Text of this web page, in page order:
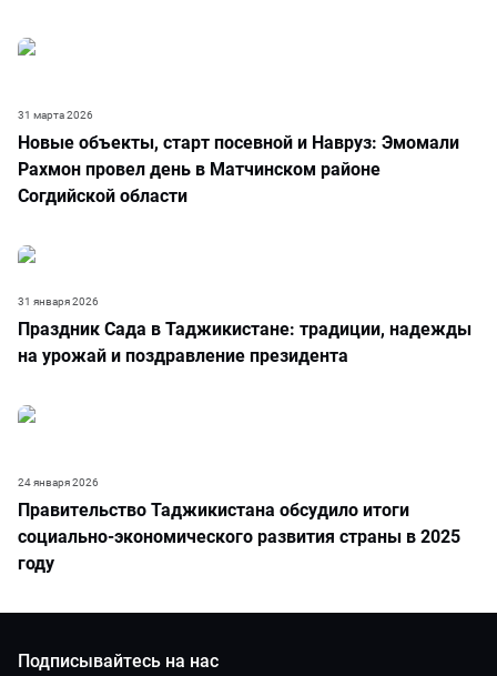
Новые объекты, старт посевной и Навруз: Эмомали
Рахмон провел день в Матчинском районе
Согдийской области
31 марта 2026
Праздник Сада в Таджикистане: традиции, надежды
на урожай и поздравление президента
31 января 2026
Правительство Таджикистана обсудило итоги
социально-экономического развития страны в 2025
году
24 января 2026
Подписывайтесь на нас